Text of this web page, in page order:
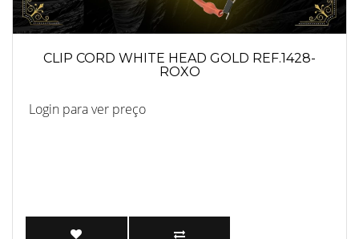
CLIP CORD WHITE HEAD GOLD REF.1428-
ROXO
Login para ver preço